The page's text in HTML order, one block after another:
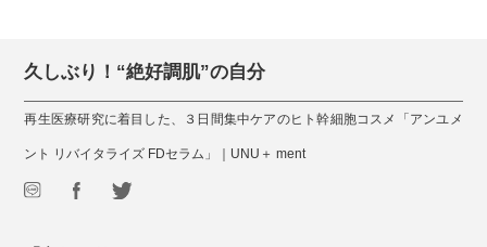
久しぶり！“絶好調肌”の自分
再生医療研究に着目した、３日間集中ケアのヒト幹細胞コスメ「アンユメ
ント リバイタライズ FDセラム」｜UNU＋ ment